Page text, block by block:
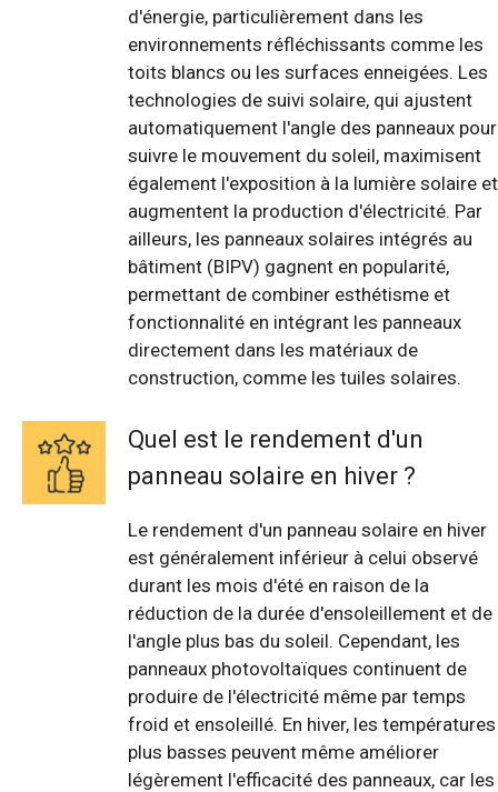
d'énergie, particulièrement dans les
environnements réfléchissants comme les
toits blancs ou les surfaces enneigées. Les
technologies de suivi solaire, qui ajustent
automatiquement l'angle des panneaux pour
suivre le mouvement du soleil, maximisent
également l'exposition à la lumière solaire et
augmentent la production d'électricité. Par
ailleurs, les panneaux solaires intégrés au
bâtiment (BIPV) gagnent en popularité,
permettant de combiner esthétisme et
fonctionnalité en intégrant les panneaux
directement dans les matériaux de
construction, comme les tuiles solaires.
Quel est le rendement d'un
panneau solaire en hiver ?
Le rendement d'un panneau solaire en hiver
est généralement inférieur à celui observé
durant les mois d'été en raison de la
réduction de la durée d'ensoleillement et de
l'angle plus bas du soleil. Cependant, les
panneaux photovoltaïques continuent de
produire de l'électricité même par temps
froid et ensoleillé. En hiver, les températures
plus basses peuvent même améliorer
légèrement l'efficacité des panneaux, car les